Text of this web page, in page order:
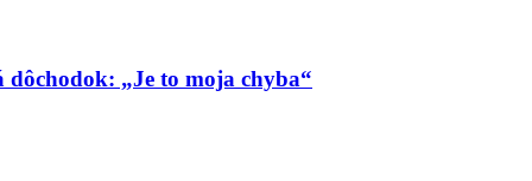
„Je to moja chyba“